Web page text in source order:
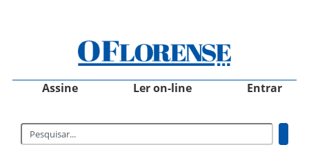
Assine Ler on-line Entrar